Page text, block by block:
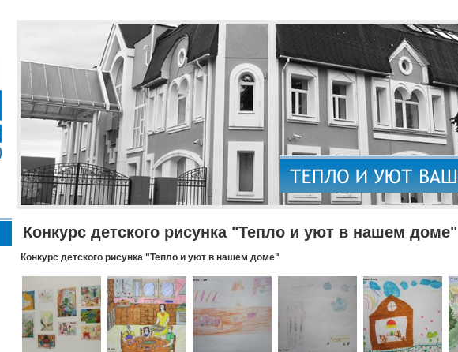
Конкурс детского рисунка "Тепло и уют в нашем доме"
Конкурс детского рисунка "Тепло и уют в нашем доме"